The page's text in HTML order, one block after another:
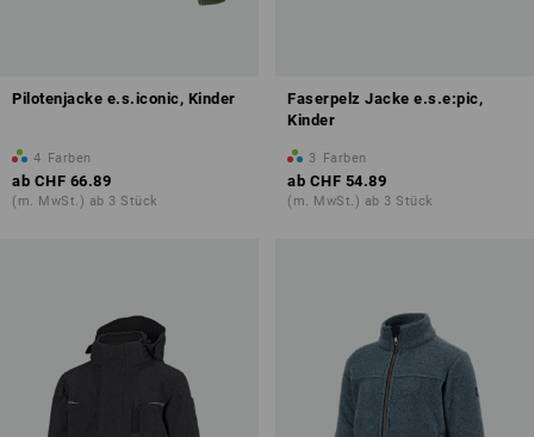
Pilotenjacke e.s.iconic, Kinder
4 Farben
ab CHF 66.89
(m. MwSt.) ab 3 Stück
Faserpelz Jacke e.s.e:pic,
Kinder
3 Farben
ab CHF 54.89
(m. MwSt.) ab 3 Stück